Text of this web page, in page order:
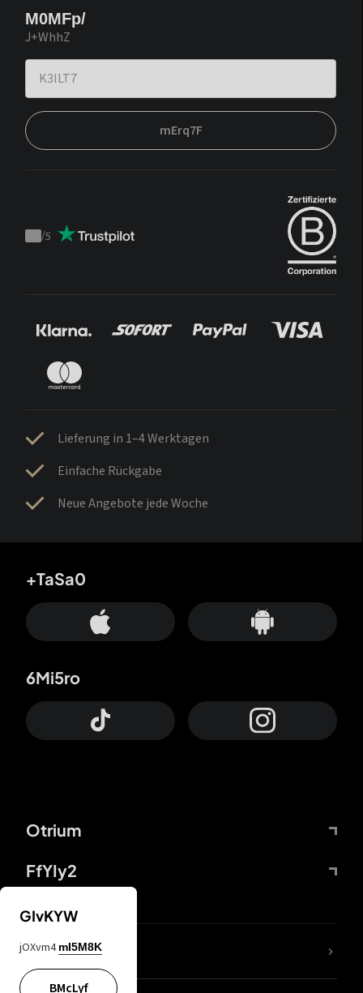
M0MFp/
J+WhhZ
mErq7F
Trustpilot
/5
Lieferung in 1–4 Werktagen
Einfache Rückgabe
Neue Angebote jede Woche
Otrium
FfYIy2
+TaSa0
6Mi5ro
DDcvSo
GIvKYW
jOXvm4 mI5M8K
BMcLyf